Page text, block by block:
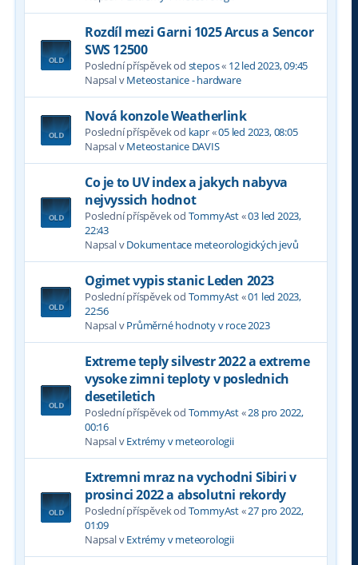
Rozdíl mezi Garni 1025 Arcus a Sencor
SWS 12500
Poslední příspěvek od stepos« 12 led 2023, 09:45
Napsal vMeteostanice - hardware
Nová konzole Weatherlink
Poslední příspěvek od kapr«05 led 2023, 08:05
Napsal vMeteostanice DAVIS
Co je to UV index a jakych nabyva
nejvyssich hodnot
Poslední příspěvek od TommyAst«03 led 2023,
22:43
Napsal vDokumentace meteorologických jevů
Ogimet vypis stanic Leden 2023
Poslední příspěvek od TommyAst«01 led 2023,
22:56
Napsal vPrůměrné hodnoty v roce 2023
Extreme teply silvestr 2022 a extreme
vysoke zimni teploty v poslednich
desetiletich
Poslední příspěvek od TommyAst«28 pro 2022,
00:16
Napsal vExtrémy v meteorologii
Extremni mraz na vychodni Sibiri v
prosinci 2022 a absolutni rekordy
Poslední příspěvek od TommyAst«27 pro 2022,
01:09
Napsal vExtrémy v meteorologii